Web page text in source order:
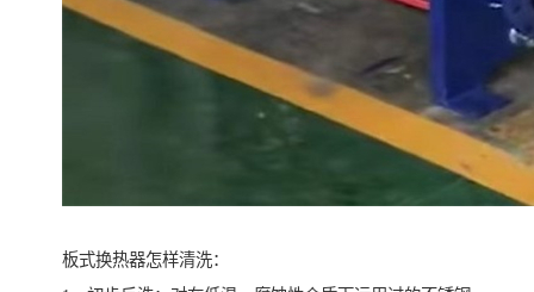
板式换热器怎样清洗：